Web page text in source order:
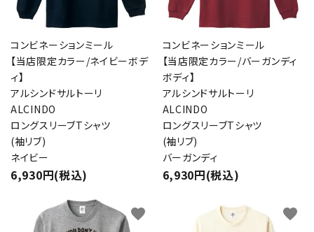
コンビネーションミール
【当店限定カラー/ネイビーボデ
ィ】
アルシンドサルトーリ
ALCINDO
ロングスリーブTシャツ
(袖リブ)
ネイビー
6,930円(税込)
コンビネーションミール
【当店限定カラー/バーガンディ
ボディ】
アルシンドサルトーリ
ALCINDO
ロングスリーブTシャツ
(袖リブ)
バーガンディ
6,930円(税込)
favorite favorite